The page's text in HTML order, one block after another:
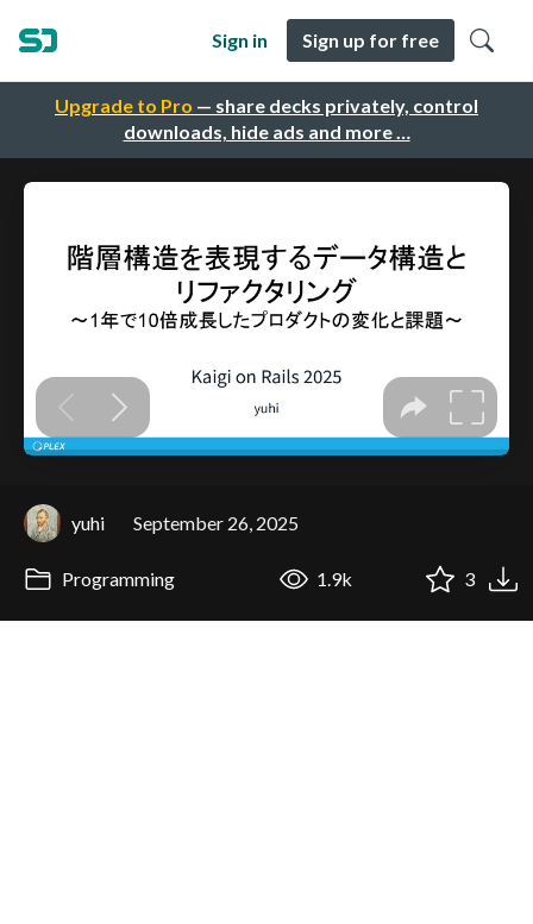
Upgrade to Pro — share decks privately, control
downloads, hide ads and more …
Sign in Sign up for free
yuhi September 26, 2025
Programming 1.9k 3